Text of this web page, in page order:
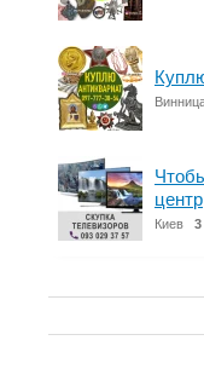
центр
Киев 3